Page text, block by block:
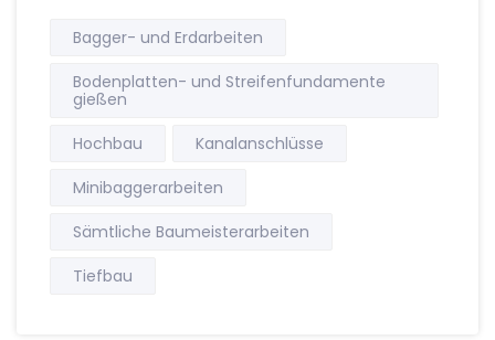
Bagger- und Erdarbeiten
Bodenplatten- und Streifenfundamente
gießen
Hochbau
Kanalanschlüsse
Minibaggerarbeiten
Sämtliche Baumeisterarbeiten
Tiefbau